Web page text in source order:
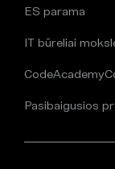
ES parama
IT būreliai
Pasibaigusios